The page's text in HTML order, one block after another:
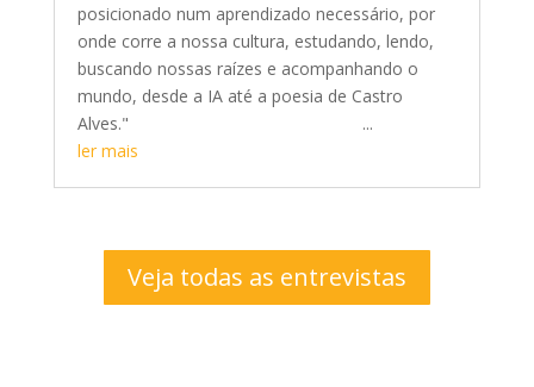
posicionado num aprendizado necessário, por
onde corre a nossa cultura, estudando, lendo,
buscando nossas raízes e acompanhando o
mundo, desde a IA até a poesia de Castro
Alves." ...
ler mais
Veja todas as entrevistas